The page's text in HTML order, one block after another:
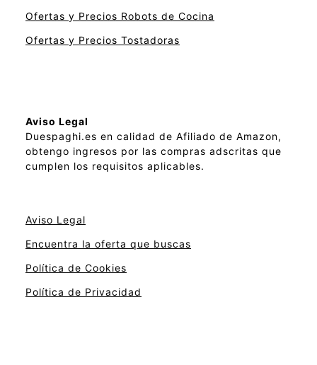
Ofertas y Precios Robots de Cocina
Ofertas y Precios Tostadoras
Aviso Legal
Duespaghi.es en calidad de Afiliado de Amazon,
obtengo ingresos por las compras adscritas que
cumplen los requisitos aplicables.
Aviso Legal
Encuentra la oferta que buscas
Política de Cookies
Política de Privacidad